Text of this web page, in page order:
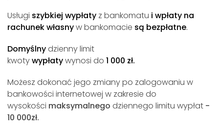
Usługi szybkiej wypłaty z bankomatu i wpłaty na
rachunek własnyw bankomacie są bezpłatne.
Domyślnydzienny limit
kwotywypłatywynosi do 1 000 zł.
Możesz dokonać jego zmiany po zalogowaniu w
bankowości internetowej w zakresie do
wysokości maksymalnego dziennego limitu wypłat -
10 000zł.